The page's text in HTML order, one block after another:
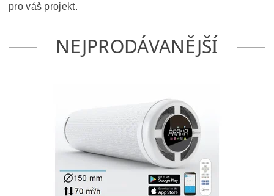
pro váš projekt.
NEJPRODÁVANĚJŠÍ